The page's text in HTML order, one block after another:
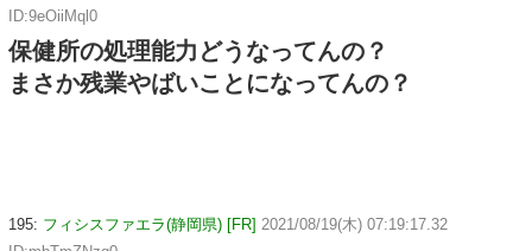
ID:9eOiiMql0
保健所の処理能力どうなってんの？
まさか残業やばいことになってんの？
195: フィシスファエラ(静岡県) [FR] 2021/08/19(木) 07:19:17.32